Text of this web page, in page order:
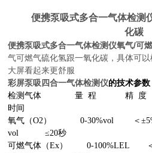
便携泵吸式多合一气体检测
化碳
便携泵吸式多合一气体检测仪氧气/可
气可燃气硫化氢跟一氧化碳，具体可
大屏看起来更舒服
彩屏泵吸四合一气体检测仪的技术参数
检测气体 量 程 精
时间
氧气（O2） 0-30%vol ＜
vol ≤20秒
可燃气体（Ex） 0-100%LEL